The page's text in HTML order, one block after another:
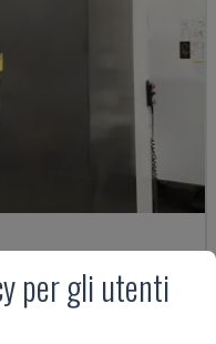
per gli utenti